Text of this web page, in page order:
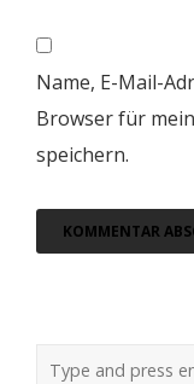
Name, E-Mail-
Browser für
speichern.